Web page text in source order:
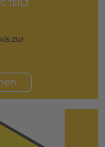
TEIL3
zur